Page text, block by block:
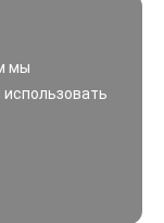
мы
использовать